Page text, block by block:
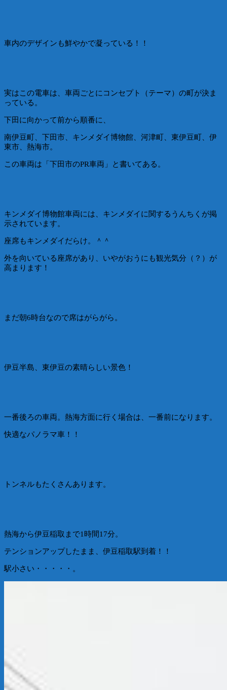
車内のデザインも鮮やかで凝っている！！
実はこの電車は、車両ごとにコンセプト（テーマ）の町が決ま
っている。
下田に向かって前から順番に、
南伊豆町、下田市、キンメダイ博物館、河津町、東伊豆町、伊
東市、熱海市。
この車両は「下田市のPR車両」と書いてある。
キンメダイ博物館車両には、キンメダイに関するうんちくが掲
示されています。
座席もキンメダイだらけ。＾＾
外を向いている座席があり、いやがおうにも観光気分（？）が
高まります！
まだ朝6時台なので席はがらがら。
伊豆半島、東伊豆の素晴らしい景色！
一番後ろの車両。熱海方面に行く場合は、一番前になります。
快適なパノラマ車！！
トンネルもたくさんあります。
熱海から伊豆稲取まで1時間17分。
テンションアップしたまま、伊豆稲取駅到着！！
駅小さい・・・・・。